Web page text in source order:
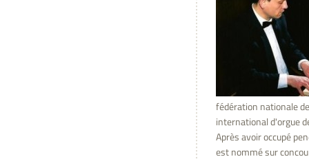
fédération nationale
international d'orgue
Après avoir occupé
est nommé sur